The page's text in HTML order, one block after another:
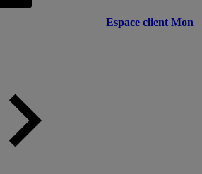
Espace client Mon